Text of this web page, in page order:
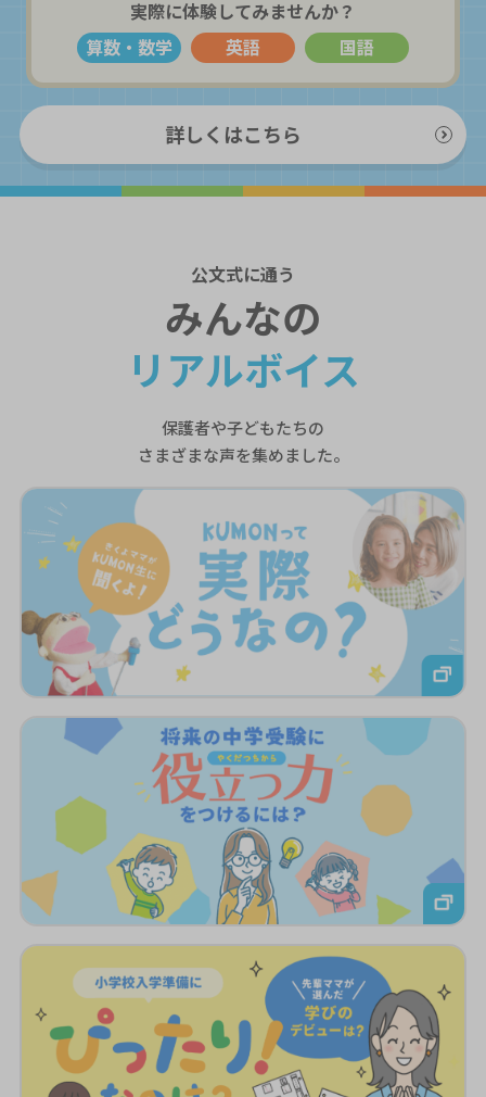
実際に体験してみませんか？
算数・数学
英語 国語
詳しくはこちら
公文式に通う
みんなの
リアルボイス
保護者や子どもたちの
さまざまな声を集めました。